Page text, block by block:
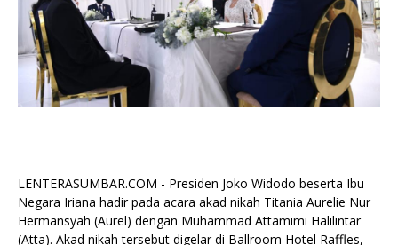
LENTERASUMBAR.COM - Presiden Joko Widodo beserta Ibu
Negara Iriana hadir pada acara akad nikah Titania Aurelie Nur
Hermansyah (Aurel) dengan Muhammad Attamimi Halilintar
(Atta). Akad nikah tersebut digelar di Ballroom Hotel Raffles,